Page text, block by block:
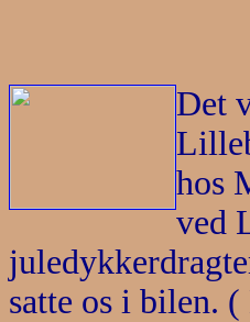
Det
hos
ved
satte os i bilen. (